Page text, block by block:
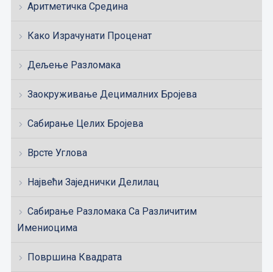
Аритметичка Средина
Како Израчунати Проценат
Дељење Разломака
Заокруживање Децималних Бројева
Сабирање Целих Бројева
Врсте Углова
Највећи Заједнички Делилац
Сабирање Разломака Са Различитим
Имениоцима
Површина Квадрата